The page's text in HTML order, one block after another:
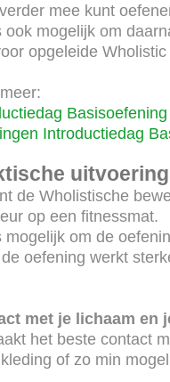
mee kunt
ook mogelijk om
opgeleide
Basisoefening
Introductiedag
de Wholistische
op een fitnessmat.
mogelijk om de
oefening werkt
met je lichaam en
het beste contact
of zo min